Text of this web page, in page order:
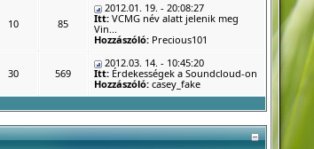
10 85
2012.01. 19. - 20:08:27
Itt: VCMG név alatt jelenik meg
Vin...
Hozzászóló: Precious101
30 569
2012.03. 14. - 10:45:20
Itt: Érdekességek a Soundcloud-on
Hozzászóló: casey_fake